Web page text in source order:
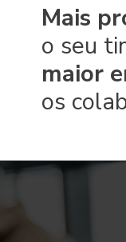
Mais
o seu
maior
os